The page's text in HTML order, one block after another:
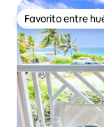
Favorito entre
Favorito entre